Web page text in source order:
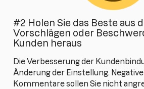
#2 Holen Sie das Beste aus
Vorschlägen oder
Kunden heraus
Die Verbesserung der
Änderung der Einstellung.
Kommentare sollen Sie nicht